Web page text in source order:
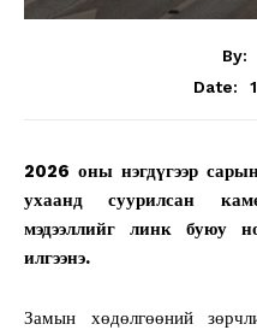
By:
Date:
2026 оны нэгдүгээр
ухаанд суурилсан
мэдээллийг линк буюу
илгээнэ.
Замын хөдөлгөөний